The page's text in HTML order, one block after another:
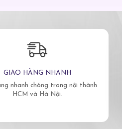
GIAO HÀNG NHANH
nhanh chóng trong nội thành
HCM và Hà Nội.